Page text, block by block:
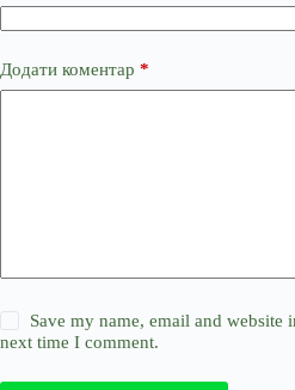
Додати коментар *
Save my name, email and website
next time I comment.